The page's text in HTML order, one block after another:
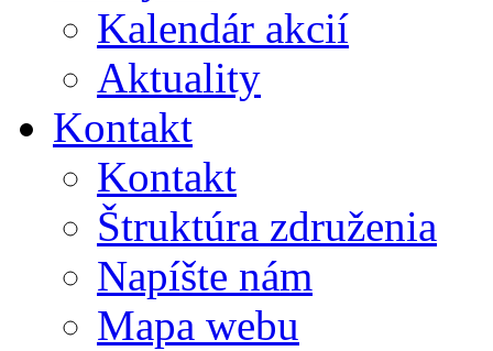
Kalendár akcií
Aktuality
Kontakt
Kontakt
Štruktúra združenia
Napíšte nám
Mapa webu